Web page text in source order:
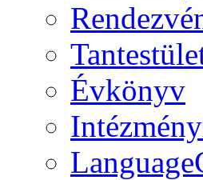
Évkönyv